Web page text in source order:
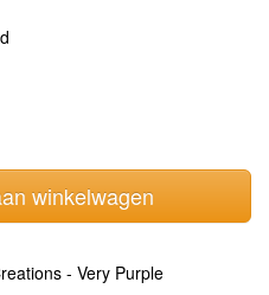
winkelwagen
- Very Purple